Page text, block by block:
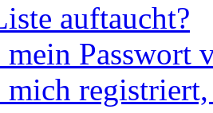
auftaucht?
Passwort
mich